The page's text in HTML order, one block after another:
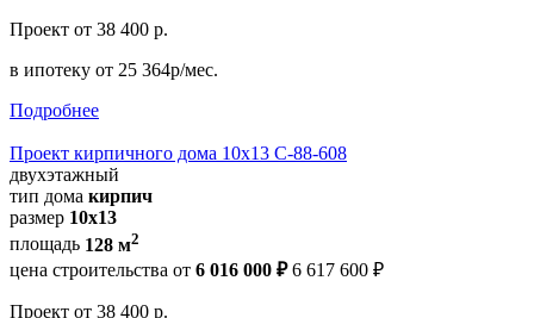
Проект от 38 400 р.
в ипотеку от 25 364р/мес.
Подробнее
Проект кирпичного дома 10х13 С-88-608
двухэтажный
тип дома кирпич
размер 10х13
площадь 128 м2
цена строительства от 6 016 000 ₽ 6 617 600 ₽
Проект от 38 400 р.